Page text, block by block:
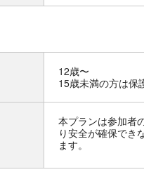
12歳〜
15歳未満の方は保
本プランは参加者
り安全が確保でき
ます。